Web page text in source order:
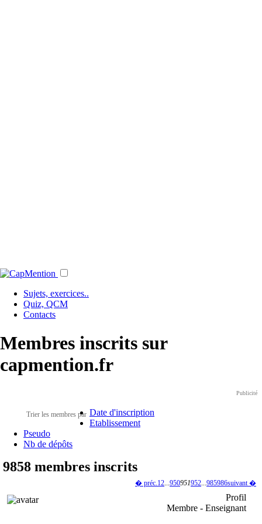
Sujets, exercices..
Quiz, QCM
Contacts
Membres inscrits sur
capmention.fr
Publicité
Trier les membres par Date d'inscription
Etablissement
Pseudo
Nb de dépôts
9858 membres inscrits
� préc.12...950951952...985986suivant �
Profil
Membre - Enseignant